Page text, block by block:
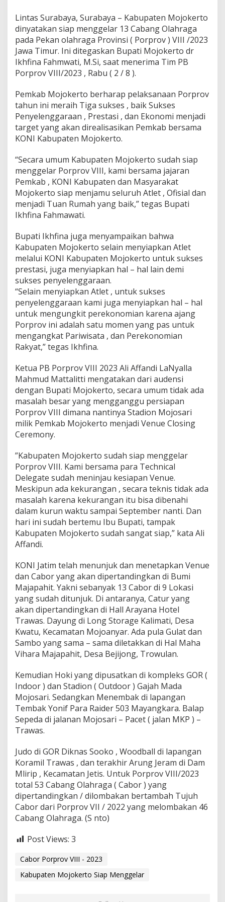
,
a
b
u
p
a
t
n
M
o
j
o
k
r
t
o
S
i
a
e
n
g
g
e
l
a
r
Lintas Surabaya, Surabaya – Kabupaten Mojokerto
dinyatakan siap menggelar 13 Cabang Olahraga
pada Pekan olahraga Provinsi ( Porprov ) VIII /2023
Jawa Timur. Ini ditegaskan Bupati Mojokerto dr
Ikhfina Fahmwati, M.Si, saat menerima Tim PB
Porprov VIII/2023 , Rabu ( 2 / 8 ).
Pemkab Mojokerto berharap pelaksanaan Porprov
tahun ini meraih Tiga sukses , baik Sukses
Penyelenggaraan , Prestasi , dan Ekonomi menjadi
target yang akan direalisasikan Pemkab bersama
KONI Kabupaten Mojokerto.
“Secara umum Kabupaten Mojokerto sudah siap
menggelar Porprov VIII, kami bersama jajaran
Pemkab , KONI Kabupaten dan Masyarakat
Mojokerto siap menjamu seluruh Atlet , Ofisial dan
menjadi Tuan Rumah yang baik,” tegas Bupati
Ikhfina Fahmawati.
Bupati Ikhfina juga menyampaikan bahwa
Kabupaten Mojokerto selain menyiapkan Atlet
melalui KONI Kabupaten Mojokerto untuk sukses
prestasi, juga menyiapkan hal – hal lain demi
sukses penyelenggaraan.
“Selain menyiapkan Atlet , untuk sukses
penyelenggaraan kami juga menyiapkan hal – hal
untuk mengungkit perekonomian karena ajang
Porprov ini adalah satu momen yang pas untuk
mengangkat Pariwisata , dan Perekonomian
Rakyat,” tegas Ikhfina.
Ketua PB Porprov VIII 2023 Ali Affandi LaNyalla
Mahmud Mattalitti mengatakan dari audensi
dengan Bupati Mojokerto, secara umum tidak ada
masalah besar yang mengganggu persiapan
Porprov VIII dimana nantinya Stadion Mojosari
milik Pemkab Mojokerto menjadi Venue Closing
Ceremony.
”Kabupaten Mojokerto sudah siap menggelar
Porprov VIII. Kami bersama para Technical
Delegate sudah meninjau kesiapan Venue.
Meskipun ada kekurangan , secara teknis tidak ada
masalah karena kekurangan itu bisa dibenahi
dalam kurun waktu sampai September nanti. Dan
hari ini sudah bertemu Ibu Bupati, tampak
Kabupaten Mojokerto sudah sangat siap,” kata Ali
Affandi.
KONI Jatim telah menunjuk dan menetapkan Venue
dan Cabor yang akan dipertandingkan di Bumi
Majapahit. Yakni sebanyak 13 Cabor di 9 Lokasi
yang sudah ditunjuk. Di antaranya, Catur yang
akan dipertandingkan di Hall Arayana Hotel
Trawas. Dayung di Long Storage Kalimati, Desa
Kwatu, Kecamatan Mojoanyar. Ada pula Gulat dan
Sambo yang sama – sama diletakkan di Hal Maha
Vihara Majapahit, Desa Bejijong, Trowulan.
Kemudian Hoki yang dipusatkan di kompleks GOR (
Indoor ) dan Stadion ( Outdoor ) Gajah Mada
Mojosari. Sedangkan Menembak di lapangan
Tembak Yonif Para Raider 503 Mayangkara. Balap
Sepeda di jalanan Mojosari – Pacet ( jalan MKP ) –
Trawas.
Judo di GOR Diknas Sooko , Woodball di lapangan
Koramil Trawas , dan terakhir Arung Jeram di Dam
Mlirip , Kecamatan Jetis. Untuk Porprov VIII/2023
total 53 Cabang Olahraga ( Cabor ) yang
dipertandingkan / dilombakan bertambah Tujuh
Cabor dari Porprov VII / 2022 yang melombakan 46
Cabang Olahraga. (S nto)
Post Views: 3
Cabor Porprov VIII - 2023
Kabupaten Mojokerto Siap Menggelar